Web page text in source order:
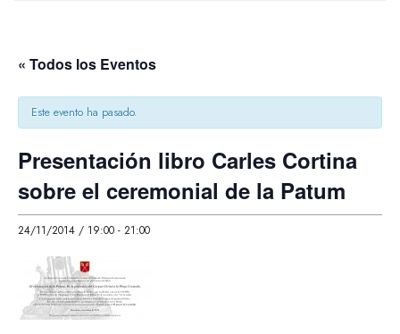
« Todos los Eventos
Este evento ha pasado.
Presentación libro Carles Cortina
sobre el ceremonial de la Patum
24/11/2014 / 19:00 - 21:00